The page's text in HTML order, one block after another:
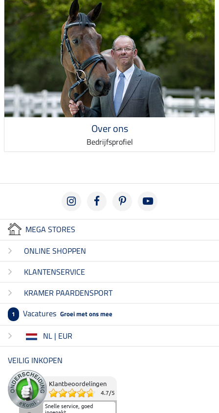
Over ons
Bedrijfsprofiel
MEGA STORES
ONLINE SHOPPEN
KLANTENSERVICE
KRAMER PAARDENSPORT
1 Vacatures Groei met ons mee
NL | EUR
VEILIG INKOPEN
Klantbeoordelingen
4.7/5
Snelle service, goed